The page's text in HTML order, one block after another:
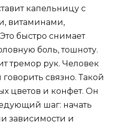
капельницу с
витаминами,
быстро снимает
боль, тошноту.
тремор рук. Человек
связно. Такой
цветов и конфет. Он
шаг: начать
зависимости и